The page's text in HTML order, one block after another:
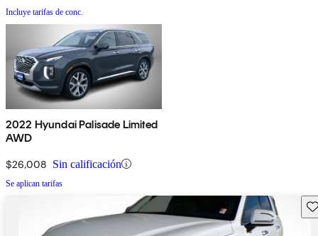
Incluye tarifas de conc.
2022 Hyundai Palisade Limited
AWD
$26,008 Sin calificación
Se aplican tarifas